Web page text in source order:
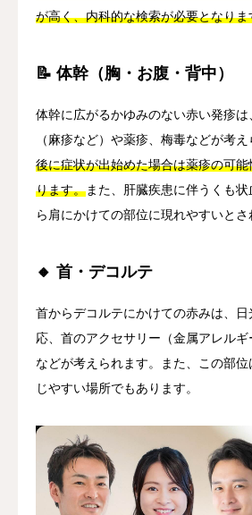
が高く、内科的な検索が必要となりま
📝 体幹（胸・お腹・背中）
体幹に広がるかゆみのない赤い発疹
（麻疹など）や薬疹、梅毒などが考え
後に症状が出始めた場合は薬疹の可
ります。また、肝臓疾患に伴うくも
ら肩にかけての部位に現れやすいとさ
🔸 首・デコルテ
首からデコルテにかけての赤みは、
応、首のアクセサリー（金属アレル
などが考えられます。また、この部
じやすい場所でもあります。